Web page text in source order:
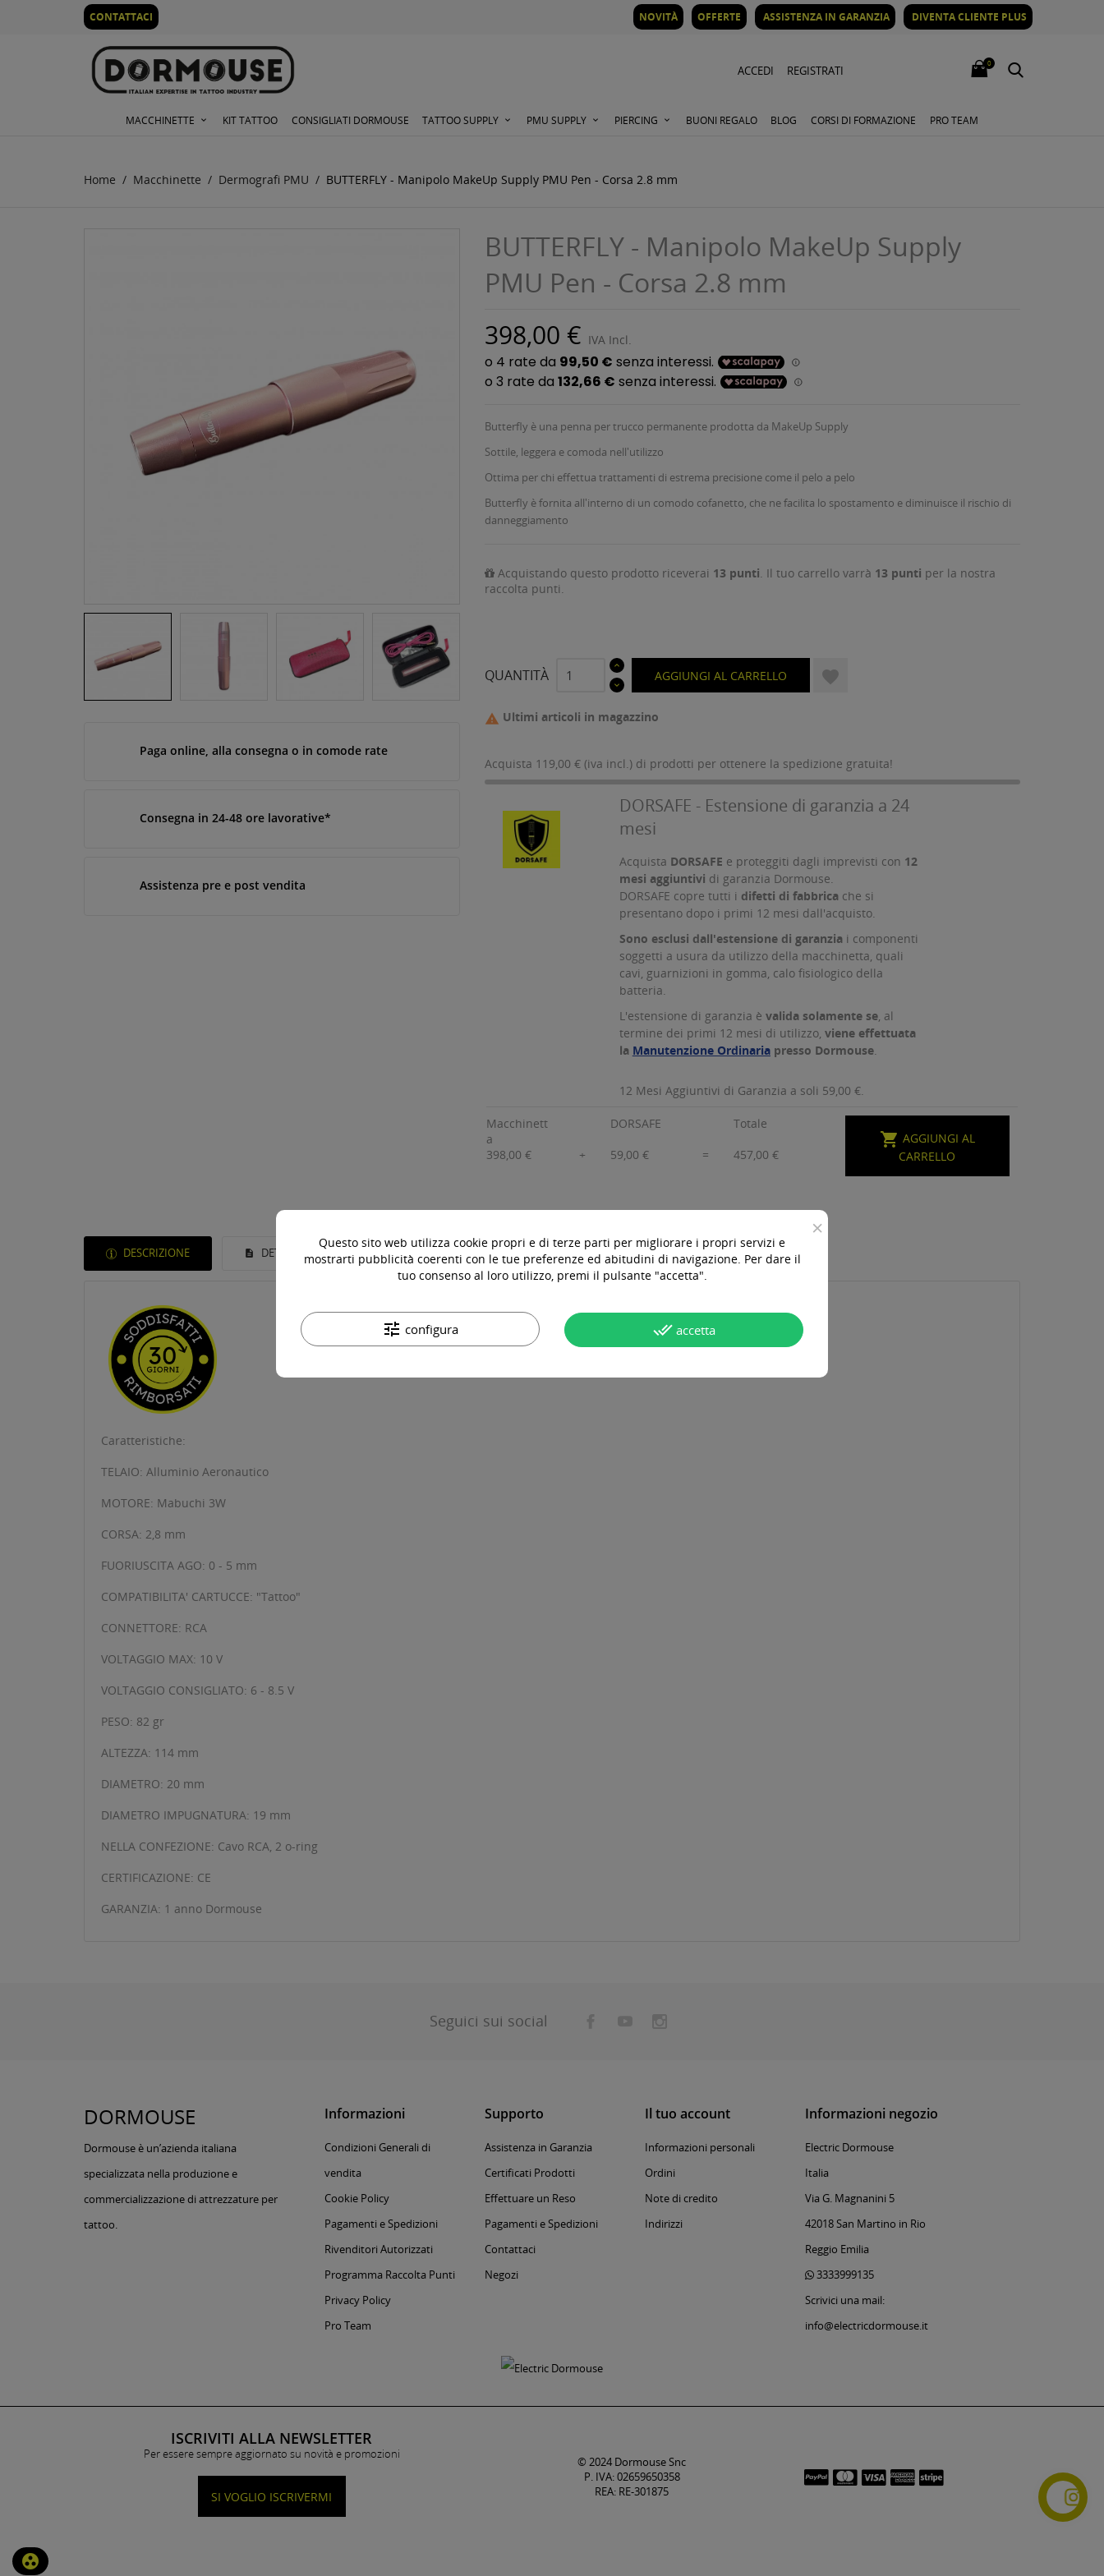
CONTATTACI NOVITÀ OFFERTE ASSISTENZA IN GARANZIA DIVENTA CLIENTE PLUS
ACCEDI REGISTRATI
0
MACCHINETTE KIT TATTOO CONSIGLIATI DORMOUSE TATTOO SUPPLY PMU SUPPLY PIERCING BUONI REGALO BLOG CORSI DI FORMAZIONE PRO TEAM
Home Macchinette Dermografi PMU BUTTERFLY - Manipolo MakeUp Supply PMU Pen - Corsa 2.8 mm
Paga online, alla consegna o in comode rate
Consegna in 24-48 ore lavorative*
Assistenza pre e post vendita
BUTTERFLY - Manipolo MakeUp Supply
PMU Pen - Corsa 2.8 mm
398,00 € IVA Incl.
Butterfly è una penna per trucco permanente prodotta da MakeUp Supply
Sottile, leggera e comoda nell'utilizzo
Ottima per chi effettua trattamenti di estrema precisione come il pelo a pelo
Butterfly è fornita all'interno di un comodo cofanetto, che ne facilita lo spostamento e diminuisce il rischio di
danneggiamento
Acquistando questo prodotto riceverai 13 punti. Il tuo carrello varrà 13 punti per la nostra
raccolta punti.
QUANTITÀ AGGIUNGI AL CARRELLO 
 Ultimi articoli in magazzino
Acquista 119,00 € (iva incl.) di prodotti per ottenere la spedizione gratuita!
DORSAFE - Estensione di garanzia a 24
mesi
Acquista DORSAFE e proteggiti dagli imprevisti con 12
mesi aggiuntivi di garanzia Dormouse.
DORSAFE copre tutti i difetti di fabbricache si
presentano dopo i primi 12 mesi dall'acquisto.
Sono esclusi dall'estensione di garanziai componenti
soggetti a usura da utilizzo della macchinetta, quali
cavi, guarnizioni in gomma, calo fisiologico della
batteria.
L'estensione di garanzia è valida solamente se, al
termine dei primi 12 mesi di utilizzo, viene effettuata
la Manutenzione Ordinariapresso Dormouse.
12 Mesi Aggiuntivi di Garanzia a soli 59,00 €.
Macchinett
a
DORSAFE
Totale
398,00 €
+ 59,00 € = 457,00 €
 AGGIUNGI AL
CARRELLO
DESCRIZIONE DETTAGLI DEL PRODOTTO DOMANDE & RISPOSTE
Caratteristiche:
TELAIO: Alluminio Aeronautico
MOTORE: Mabuchi 3W
CORSA: 2,8 mm
FUORIUSCITA AGO: 0 - 5 mm
COMPATIBILITA' CARTUCCE: "Tattoo"
CONNETTORE: RCA
VOLTAGGIO MAX: 10 V
VOLTAGGIO CONSIGLIATO: 6 - 8.5 V
PESO: 82 gr
ALTEZZA: 114 mm
DIAMETRO: 20 mm
DIAMETRO IMPUGNATURA: 19 mm
NELLA CONFEZIONE: Cavo RCA, 2 o-ring
CERTIFICAZIONE: CE
GARANZIA: 1 anno Dormouse
Seguici sui social
DORMOUSE
Dormouse è un’azienda italiana
specializzata nella produzione e
commercializzazione di attrezzature per
tattoo.
Informazioni
Condizioni Generali di
vendita
Cookie Policy
Pagamenti e Spedizioni
Rivenditori Autorizzati
Programma Raccolta Punti
Privacy Policy
Pro Team
Supporto
Assistenza in Garanzia
Certificati Prodotti
Effettuare un Reso
Pagamenti e Spedizioni
Contattaci
Negozi
Il tuo account
Informazioni personali
Ordini
Note di credito
Indirizzi
Informazioni negozio
Electric Dormouse
Italia
Via G. Magnanini 5
42018 San Martino in Rio
Reggio Emilia
3333999135
Scrivici una mail:
info@electricdormouse.it
ISCRIVITI ALLA NEWSLETTER
Per essere sempre aggiornato su novità e promozioni
SI VOGLIO ISCRIVERMI
© 2024 Dormouse Snc
P. IVA: 02659650358
REA: RE-301875
×
Questo sito web utilizza cookie propri e di terze parti per migliorare i propri servizi e
mostrarti pubblicità coerenti con le tue preferenze ed abitudini di navigazione. Per dare il
tuo consenso al loro utilizzo, premi il pulsante "accetta".
tune configura done_all accetta
group_work